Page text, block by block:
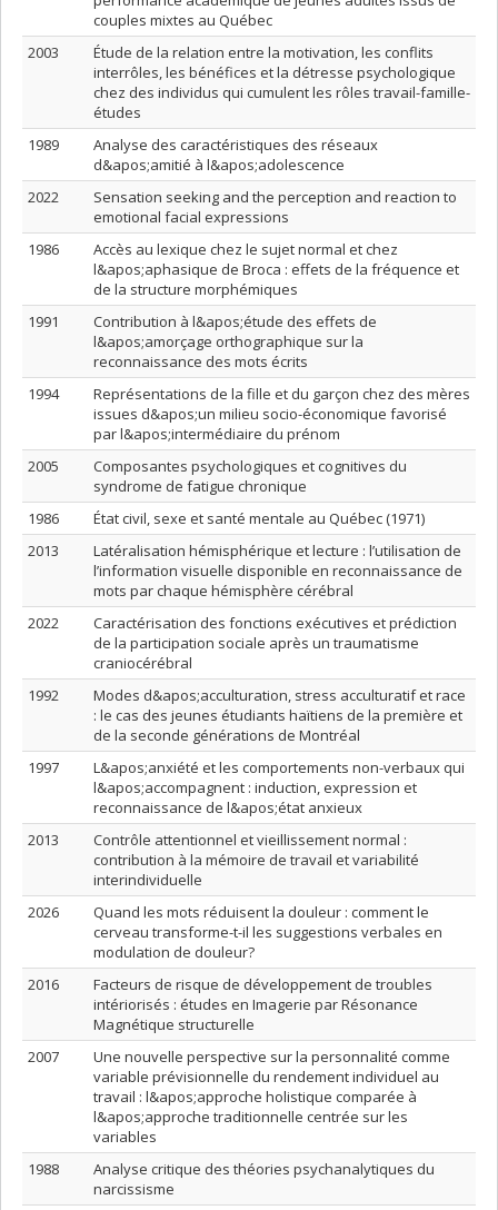
couples mixtes au Québec
2003
Étude de la relation entre la motivation, les conflits
interrôles, les bénéfices et la détresse psychologique
chez des individus qui cumulent les rôles travail-famille-
études
1989
Analyse des caractéristiques des réseaux
d&apos;amitié à l&apos;adolescence
2022
Sensation seeking and the perception and reaction to
emotional facial expressions
1986
Accès au lexique chez le sujet normal et chez
l&apos;aphasique de Broca : effets de la fréquence et
de la structure morphémiques
1991
Contribution à l&apos;étude des effets de
l&apos;amorçage orthographique sur la
reconnaissance des mots écrits
1994
Représentations de la fille et du garçon chez des mères
issues d&apos;un milieu socio-économique favorisé
par l&apos;intermédiaire du prénom
2005
Composantes psychologiques et cognitives du
syndrome de fatigue chronique
1986
État civil, sexe et santé mentale au Québec (1971)
2013
Latéralisation hémisphérique et lecture : l’utilisation de
l’information visuelle disponible en reconnaissance de
mots par chaque hémisphère cérébral
2022
Caractérisation des fonctions exécutives et prédiction
de la participation sociale après un traumatisme
craniocérébral
1992
Modes d&apos;acculturation, stress acculturatif et race
: le cas des jeunes étudiants haïtiens de la première et
de la seconde générations de Montréal
1997
L&apos;anxiété et les comportements non-verbaux qui
l&apos;accompagnent : induction, expression et
reconnaissance de l&apos;état anxieux
2013
Contrôle attentionnel et vieillissement normal :
contribution à la mémoire de travail et variabilité
interindividuelle
2026
Quand les mots réduisent la douleur : comment le
cerveau transforme-t-il les suggestions verbales en
modulation de douleur?
2016
Facteurs de risque de développement de troubles
intériorisés : études en Imagerie par Résonance
Magnétique structurelle
2007
Une nouvelle perspective sur la personnalité comme
variable prévisionnelle du rendement individuel au
travail : l&apos;approche holistique comparée à
l&apos;approche traditionnelle centrée sur les
variables
1988
Analyse critique des théories psychanalytiques du
narcissisme